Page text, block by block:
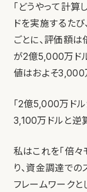
「どうやって計算
ドを実施するたび
ごとに、評価額
が2億5,000万ド
値はおよそ3,000
「2億5,000万ド
3,100万ドルと逆
私はこれを「倍々
り、資金調達で
フレームワークと